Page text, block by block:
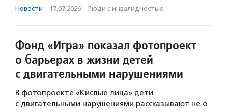
Новости · 17.07.2026 · Люди с инвалидностью
Фонд «Игра» показал фотопроект
о барьерах в жизни детей
с двигательными нарушениями
В фотопроекте «Кислые лица» дети
с двигательными нарушениями рассказывают не о